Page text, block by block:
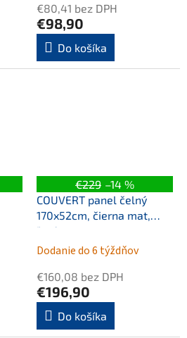
€80,41 bez DPH
€98,90
Do košíka
€229 –14 %
COUVERT panel čelný
170x52cm, čierna mat,
ľavý
Dodanie do 6 týždňov
€160,08 bez DPH
€196,90
Do košíka